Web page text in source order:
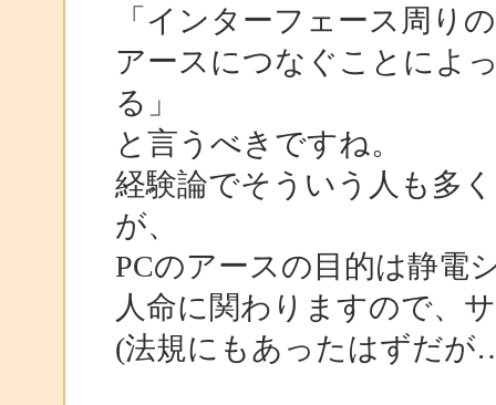
「インターフェース周り
アースにつなぐことによ
る」
と言うべきですね。
経験論でそういう人も多
が、
PCのアースの目的は静電
人命に関わりますので、
(法規にもあったはずだ